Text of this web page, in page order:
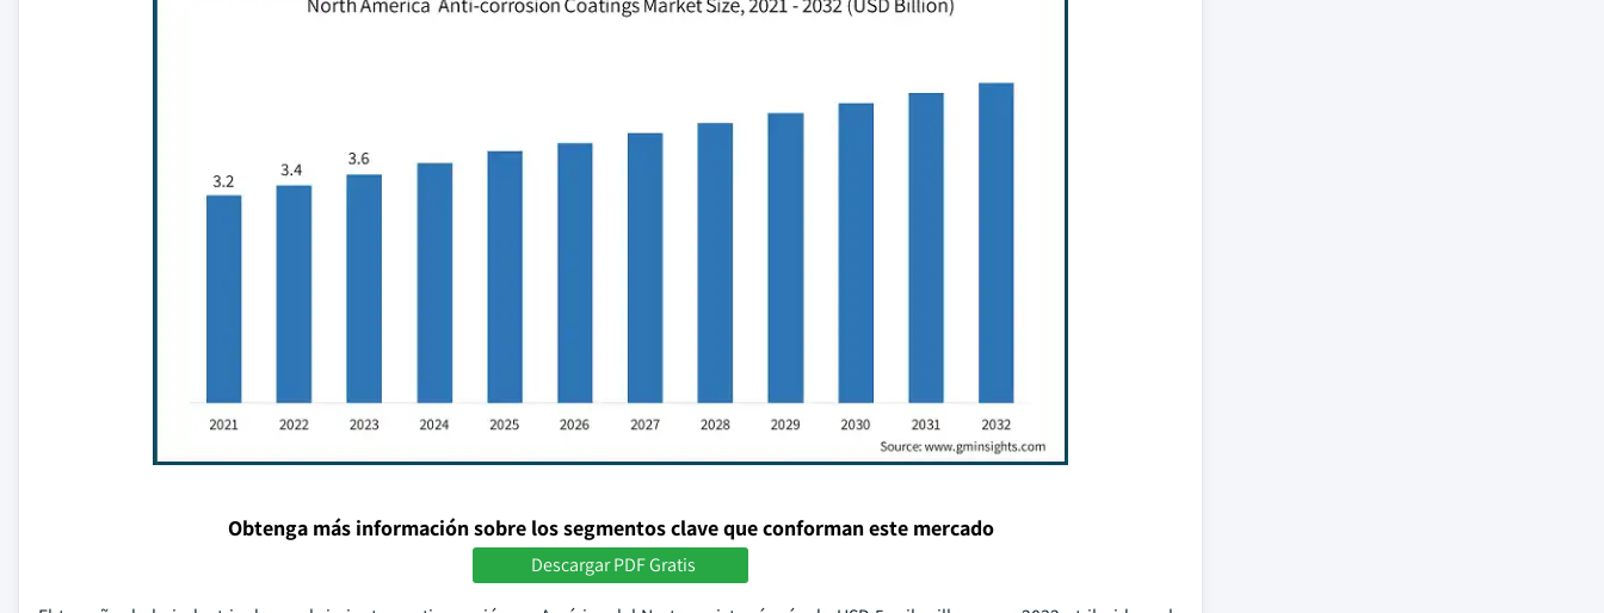
Obtenga más información sobre los segmentos clave que conforman este mercado
Descargar PDF Gratis